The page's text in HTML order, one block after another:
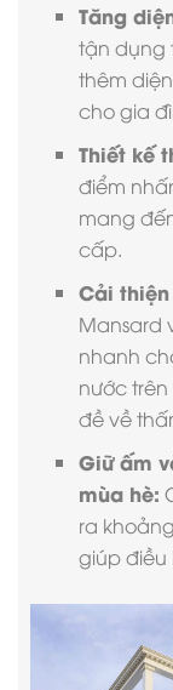
Tăng
tận dụng
thêm
cho gia
Thiết kế
điểm
mang
cấp.
Cải
Mansard
nhanh
nước
đề về
Giữ ấm
mùa hè:
ra
giúp điều